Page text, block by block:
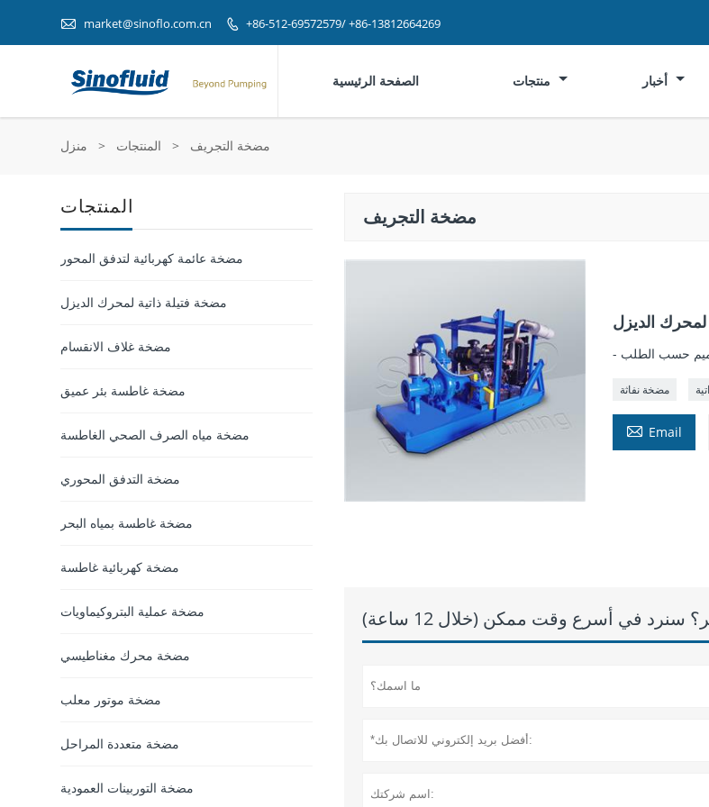
 market@sinoflo.com.cn  +86-512-69572579/ +86-13812664269
الصفحة الرئيسية أخبار
منزل > المنتجات > مضخة التجريف
مضخة التجريف
لمحرك الديزل
حسب الطلب
مضخة نفاثة
 Email
في أسرع وقت ممكن (خلال 12 ساعة)
المنتجات
مضخة عائمة كهربائية لتدفق المحور
مضخة فتيلة ذاتية لمحرك الديزل
مضخة غلاف الانقسام
مضخة غاطسة بئر عميق
مضخة مياه الصرف الصحي الغاطسة
مضخة التدفق المحوري
مضخة غاطسة بمياه البحر
مضخة كهربائية غاطسة
مضخة عملية البتروكيماويات
مضخة محرك مغناطيسي
مضخة موتور معلب
مضخة متعددة المراحل
مضخة التوربينات العمودية